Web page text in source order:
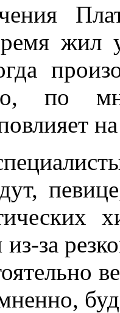
жил
по
из-за